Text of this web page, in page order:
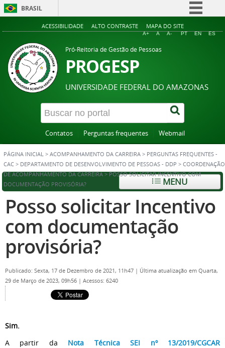
BRASIL
Simplifique!
Acesso à informação
Legislação
Canais
ACESSIBILIDADE ALTO CONTRASTE MAPA DO SITE
A+ A A- PT EN ES
Pró-Reitoria de Gestão de Pessoas
PROGESP
UNIVERSIDADE FEDERAL DO AMAZONAS
Contatos Perguntas frequentes Webmail
PÁGINA INICIAL > ACOMPANHAMENTO DA CARREIRA > PERGUNTAS FREQUENTES -
CAC > DEPARTAMENTO DE DESENVOLVIMENTO DE PESSOAS - DDP > COORDENAÇÃO
DE ACOMPANHAMENTO DA CARREIRA > POSSO SOLICITAR INCENTIVO COM
DOCUMENTAÇÃO PROVISÓRIA?
MENU
Posso solicitar Incentivo
com documentação
provisória?
Publicado: Sexta, 17 de Dezembro de 2021, 11h47 | Última atualização em Quarta,
29 de Março de 2023, 09h56 | Acessos: 6240
Sim.
A partir da
Nota Técnica SEI nº 13/2019/CGCAR